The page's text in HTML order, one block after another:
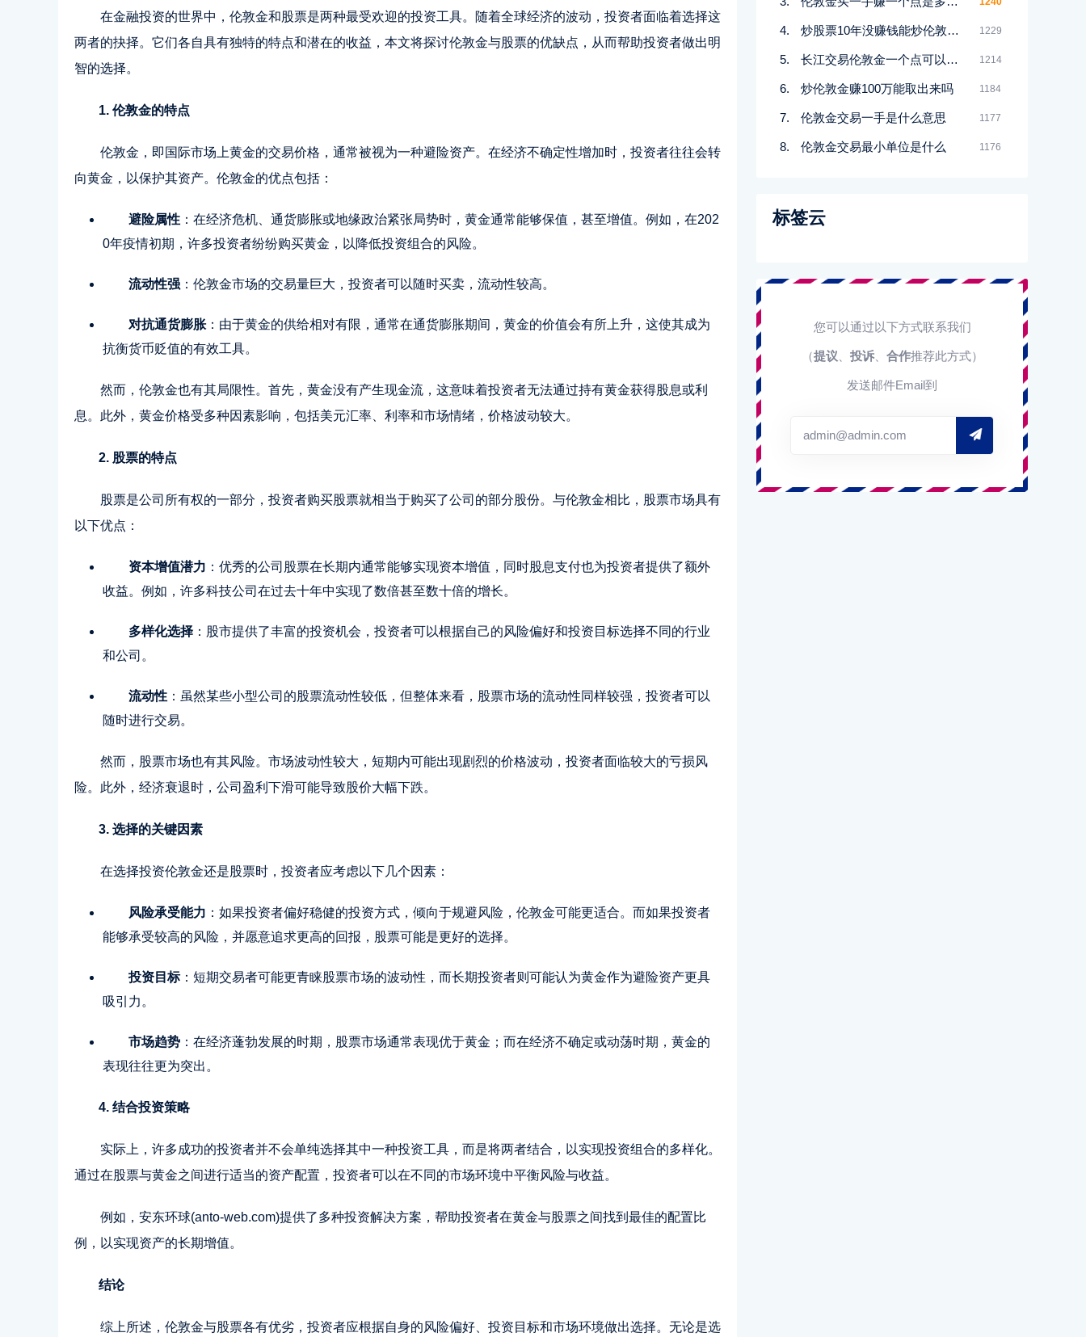
在金融投资的世界中，伦敦金和股票是两种最受欢迎的投资工具。随着全球经济的波动，投资者面临着选择这
两者的抉择。它们各自具有独特的特点和潜在的收益，本文将探讨伦敦金与股票的优缺点，从而帮助投资者做出明
智的选择。
1. 伦敦金的特点
伦敦金，即国际市场上黄金的交易价格，通常被视为一种避险资产。在经济不确定性增加时，投资者往往会转
向黄金，以保护其资产。伦敦金的优点包括：
避险属性 ：在经济危机、通货膨胀或地缘政治紧张局势时，黄金通常能够保值，甚至增值。例如，在202
0年疫情初期，许多投资者纷纷购买黄金，以降低投资组合的风险。
流动性强 ：伦敦金市场的交易量巨大，投资者可以随时买卖，流动性较高。
对抗通货膨胀：由于黄金的供给相对有限，通常在通货膨胀期间，黄金的价值会有所上升，这使其成为
抗衡货币贬值的有效工具。
然而，伦敦金也有其局限性。 首先 ，黄金没有产生现金流，这意味着投资者无法通过持有黄金获得股息或利
息。此外，黄金价格受多种因素影响，包括美元汇率、利率和市场情绪，价格波动较大。
2. 股票的特点
股票是公司所有权的一部分，投资者购买股票就相当于购买了公司的部分股份。与伦敦金相比，股票市场具有
以下优点：
资本增值潜力 ：优秀的公司股票在长期内通常能够实现资本增值，同时股息支付也为投资者提供了额外
收益。例如，许多科技公司在过去十年中实现了数倍甚至数十倍的增长。
多样化选择 ：股市提供了丰富的投资机会，投资者可以根据自己的风险偏好和投资目标选择不同的行业
和公司。
流动性 ：虽然某些小型公司的股票流动性较低，但整体来看，股票市场的流动性同样较强，投资者可以
随时进行交易。
然而，股票市场也有其风险。市场波动性较大，短期内可能出现剧烈的价格波动，投资者面临较大的亏损风
险。此外，经济衰退时，公司盈利下滑可能导致股价大幅下跌。
3. 选择的关键因素
在选择投资伦敦金还是股票时，投资者应考虑以下几个因素：
风险承受能力 ：如果投资者偏好稳健的投资方式，倾向于规避风险，伦敦金可能更适合。而如果投资者
能够承受较高的风险，并愿意追求更高的回报，股票可能是更好的选择。
投资目标：短期交易者可能更青睐股票市场的波动性，而长期投资者则可能认为黄金作为避险资产更具
吸引力。
市场趋势 ：在经济蓬勃发展的时期，股票市场通常表现优于黄金；而在经济不确定或动荡时期，黄金的
表现往往更为突出。
4. 结合投资策略
实际上，许多成功的投资者并不会单纯选择其中一种投资工具，而是将两者结合，以实现投资组合的多样化。
通过在股票与黄金之间进行适当的资产配置，投资者可以在不同的市场环境中平衡风险与收益。
例如，安东环球(anto-web.com)提供了多种投资解决方案，帮助投资者在黄金与股票之间找到最佳的配置比
例，以实现资产的长期增值。
结论
综上所述，伦敦金与股票各有优劣，投资者应根据自身的风险偏好、投资目标和市场环境做出选择。无论是选
炒股票10年没赚钱能炒伦敦金吗 1229
长江交易伦敦金一个点可以赚多少 1214
炒伦敦金赚100万能取出来吗 1184
伦敦金交易一手是什么意思 1177
伦敦金交易最小单位是什么 1176
标签云
您可以通过以下方式联系我们
（提议 投诉、 合作推荐此方式）
发送邮件Email到
admin@admin.com